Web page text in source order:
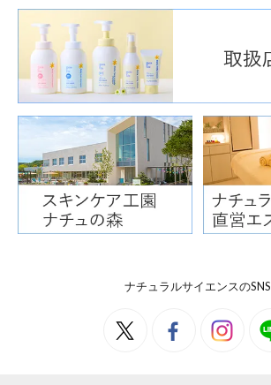
ナチュラルサイエンスのSNS